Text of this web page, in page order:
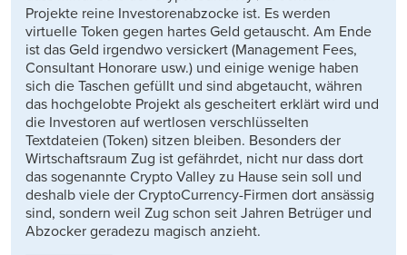
Projekte reine Investorenabzocke ist. Es werden
virtuelle Token gegen hartes Geld getauscht. Am Ende
ist das Geld irgendwo versickert (Management Fees,
Consultant Honorare usw.) und einige wenige haben
sich die Taschen gefüllt und sind abgetaucht, währen
das hochgelobte Projekt als gescheitert erklärt wird und
die Investoren auf wertlosen verschlüsselten
Textdateien (Token) sitzen bleiben. Besonders der
Wirtschaftsraum Zug ist gefährdet, nicht nur dass dort
das sogenannte Crypto Valley zu Hause sein soll und
deshalb viele der CryptoCurrency-Firmen dort ansässig
sind, sondern weil Zug schon seit Jahren Betrüger und
Abzocker geradezu magisch anzieht.